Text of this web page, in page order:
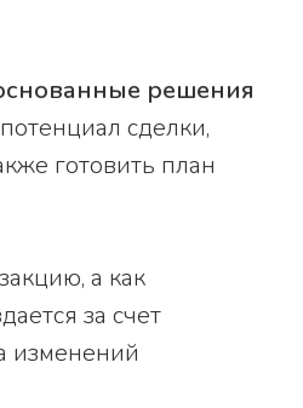
решения
сделки,
готовить план
а как
за счет
изменений